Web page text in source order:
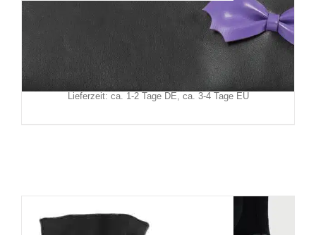
Banned Tasche Mystic Cat
Inkl. MwSt.
zzgl.
Lieferzeit: ca. 1-2 Tage DE, ca. 3-4 Tage EU